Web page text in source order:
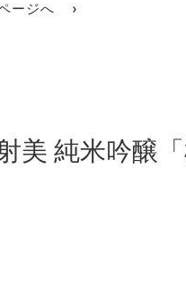
ージへ ›
美 純米吟醸